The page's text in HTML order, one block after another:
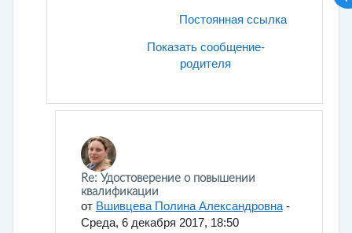
Постоянная ссылка
Показать сообщение-
родителя
В ответ на Провоторова Елена Аркадьевна
Re: Удостоверение о повышении
квалификации
от Вшивцева Полина Александровна-
Среда, 6 декабря 2017, 18:50